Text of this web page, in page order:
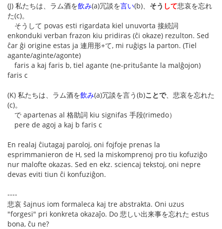
(J) 私たちは、ラム酒を飲み(a)冗談を言い(b)、 そう して悲哀を忘れ
た(c)。
そうして povas esti rigardata kiel unuvorta 接続詞
enkonduki verban frazon kiu pridiras (ĉi okaze) rezulton. Sed
ĉar ĝi origine estas ja 連用形+て, mi ruĝigs la parton. (Tiel
agante/aginte/agonte)
faris a kaj faris b, tiel agante (ne-prituŝante la malĝojon)
faris c
(K) 私たちは、ラム酒を飲み(a)冗談を言う(b)ことで、悲哀を忘れた
(c)。
で apartenas al 格助詞 kiu signifas 手段(rimedo）
pere de agoj a kaj b faris c
En realaj ĉiutagaj paroloj, oni fojfoje prenas la
esprimmanieron de H, sed la miskomprenoj pro tiu kofuziĝo
nur malofte okazas. Sed en ekz. sciencaj tekstoj, oni nepre
devas eviti tiun ĉi konfuziĝon.
----
悲哀 ŝajnus iom formaleca kaj tre abstrakta. Oni uzus
"forgesi" pri konkreta okazaĵo. Do 悲しい出来事を忘れた estus
bona, ĉu ne?